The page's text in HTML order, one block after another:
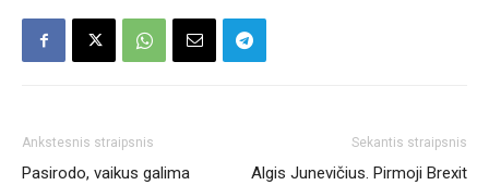
Ankstesnis straipsnis
Pasirodo, vaikus galima
Sekantis straipsnis
Algis Junevičius. Pirmoji Brexit